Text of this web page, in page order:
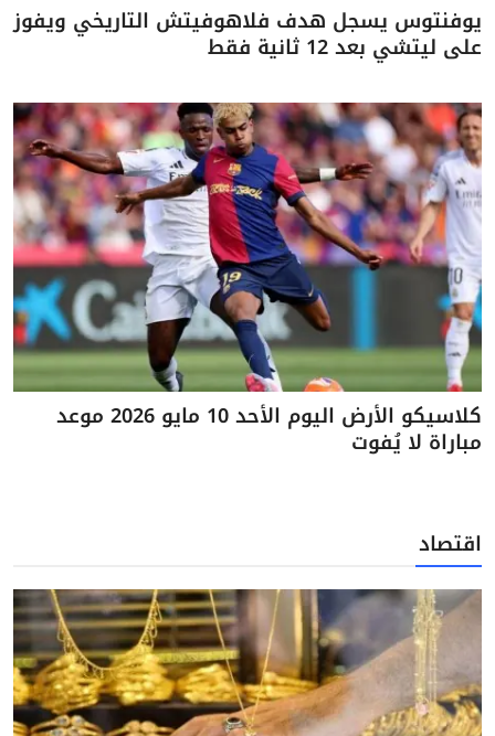
يوفنتوس يسجل هدف فلاهوفيتش التاريخي ويفوز
على ليتشي بعد 12 ثانية فقط
كلاسيكو الأرض اليوم الأحد 10 مايو 2026 موعد
مباراة لا يُفوت
اقتصاد